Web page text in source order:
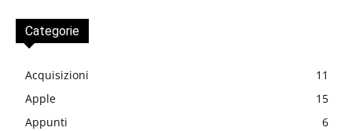
Categorie
Acquisizioni
11
Apple
15
Appunti
6